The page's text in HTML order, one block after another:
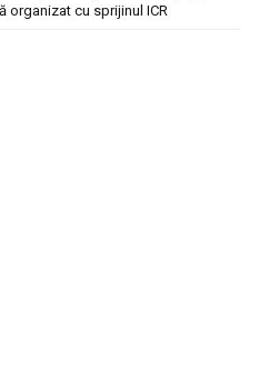
organizat cu sprijinul ICR